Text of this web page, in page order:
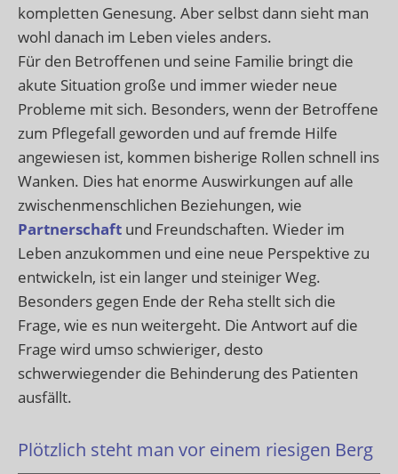
kompletten Genesung. Aber selbst dann sieht man
wohl danach im Leben vieles anders.
Für den Betroffenen und seine Familie bringt die
akute Situation große und immer wieder neue
Probleme mit sich. Besonders, wenn der Betroffene
zum Pflegefall geworden und auf fremde Hilfe
angewiesen ist, kommen bisherige Rollen schnell ins
Wanken. Dies hat enorme Auswirkungen auf alle
zwischenmenschlichen Beziehungen, wie
Partnerschaft und Freundschaften. Wieder im
Leben anzukommen und eine neue Perspektive zu
entwickeln, ist ein langer und steiniger Weg.
Besonders gegen Ende der Reha stellt sich die
Frage, wie es nun weitergeht. Die Antwort auf die
Frage wird umso schwieriger, desto
schwerwiegender die Behinderung des Patienten
ausfällt.
Plötzlich steht man vor einem riesigen Berg